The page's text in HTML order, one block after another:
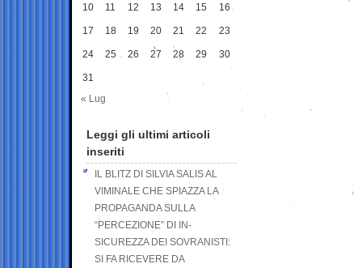
10 11 12 13 14 15 16
17 18 19 20 21 22 23
24 25 26 27 28 29 30
31
« Lug
Leggi gli ultimi articoli
inseriti
IL BLITZ DI SILVIA SALIS AL
VIMINALE CHE SPIAZZA LA
PROPAGANDA SULLA
“PERCEZIONE” DI IN-
SICUREZZA DEI SOVRANISTI:
SI FA RICEVERE DA